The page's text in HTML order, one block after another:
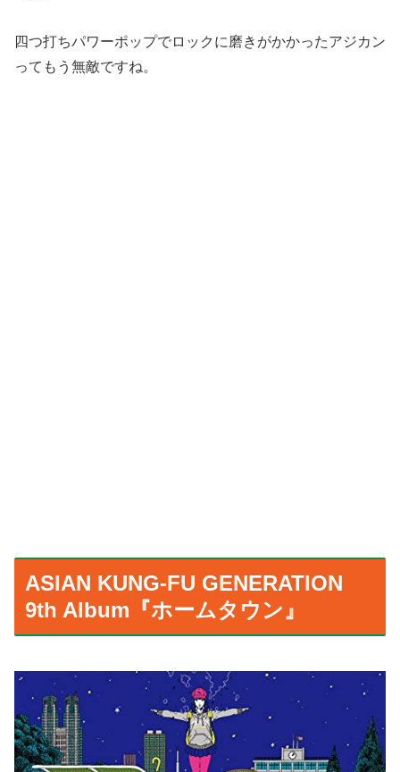
四つ打ちパワーポップでロックに磨きがかかったアジカン
ってもう無敵ですね。
ASIAN KUNG-FU GENERATION
9th Album『ホームタウン』